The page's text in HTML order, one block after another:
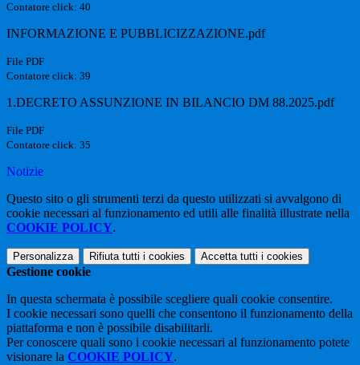
Contatore click: 40
INFORMAZIONE E PUBBLICIZZAZIONE.pdf
File PDF
Contatore click: 39
1.DECRETO ASSUNZIONE IN BILANCIO DM 88.2025.pdf
File PDF
Contatore click: 35
Notizie
Questo sito o gli strumenti terzi da questo utilizzati si avvalgono di
cookie necessari al funzionamento ed utili alle finalità illustrate nella
COOKIE POLICY.
Personalizza Rifiuta tutti i cookies Accetta tutti i cookies
Gestione cookie
In questa schermata è possibile scegliere quali cookie consentire.
I cookie necessari sono quelli che consentono il funzionamento della
piattaforma e non è possibile disabilitarli.
Per conoscere quali sono i cookie necessari al funzionamento potete
visionare la COOKIE POLICY.